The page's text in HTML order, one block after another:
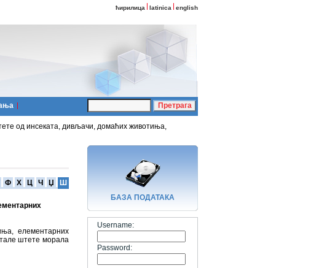
ћирилица latinica english
од инсеката, дивљачи, домаћих животиња,
Ф Х Ц Ч Џ Ш
елементарних
штете морала
БАЗA ПОДАТАКА
Username:
Password: